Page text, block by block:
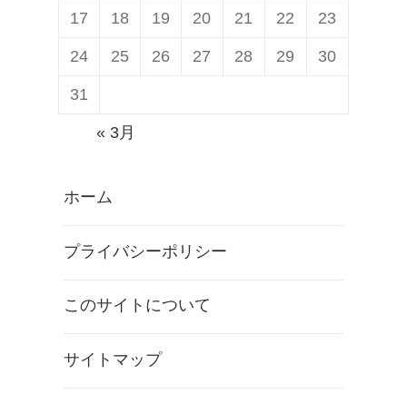
17 18 19 20 21 22 23
24 25 26 27 28 29 30
31
« 3月
ホーム
プライバシーポリシー
このサイトについて
サイトマップ